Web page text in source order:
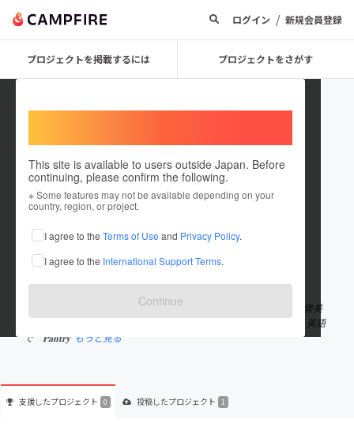
ログイン / 新規会員登録
プロジェクトを掲載するには プロジェクトをさがす
This site is available to users outside Japan. Before
continuing, please confirm the following.
※ Some features may not be available depending on your
country, region, or project.
I agree to the Terms of Use and Privacy Policy.
I agree to the International Support Terms.
Continue
the_princesspantry
これまでに1件のプロジェクトを投稿しています
在住国：日本 現在地：大阪府
出身国：日本 出身地：大阪府
𓊆 お仕事𓊇も𓊆 推しごと𓊇も頑張るプリンセス達にちょっとしたご褒美
を…❤︎ 毎日頑張るプリンセスのためのスイーツブランドです‧₊˚✧ 英語
で 𝐏𝐚𝐧𝐭𝐫𝐲 もっと見る
支援したプロジェクト 0 投稿したプロジェクト 1